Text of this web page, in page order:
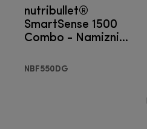
nutribullet®
SmartSense 1500
Combo - Namizni
NBF550DG